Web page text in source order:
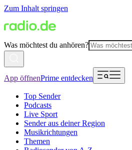
Zum Inhalt springen
Was möchtest du anhören?
App öffnenPrime entdecken
Top Sender
Podcasts
Live Sport
Sender aus deiner Region
Musikrichtungen
Themen